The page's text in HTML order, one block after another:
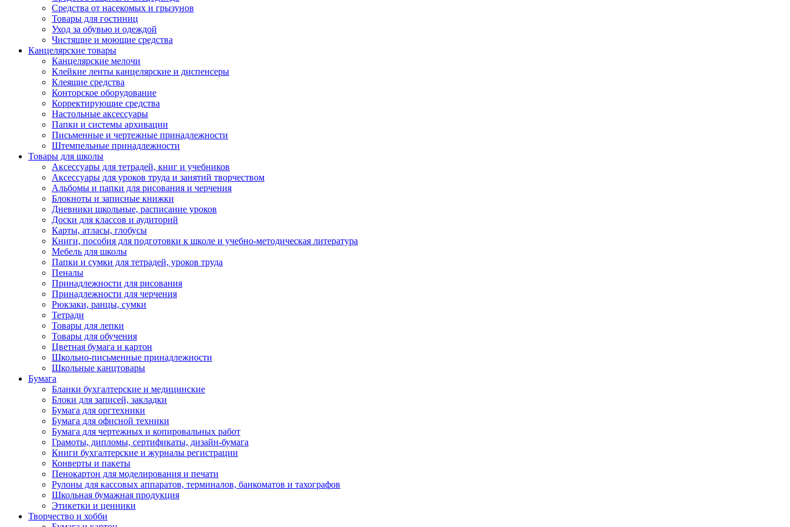
Средства от насекомых и грызунов
Товары для гостиниц
Уход за обувью и одеждой
Чистящие и моющие средства
Канцелярские товары
Канцелярские мелочи
Клейкие ленты канцелярские и диспенсеры
Клеящие средства
Конторское оборудование
Корректирующие средства
Настольные аксессуары
Папки и системы архивации
Письменные и чертежные принадлежности
Штемпельные принадлежности
Товары для школы
Аксессуары для тетрадей, книг и учебников
Аксессуары для уроков труда и занятий творчеством
Альбомы и папки для рисования и черчения
Блокноты и записные книжки
Дневники школьные, расписание уроков
Доски для классов и аудиторий
Карты, атласы, глобусы
Книги, пособия для подготовки к школе и учебно-методическая литература
Мебель для школы
Папки и сумки для тетрадей, уроков труда
Пеналы
Принадлежности для рисования
Принадлежности для черчения
Рюкзаки, ранцы, сумки
Тетради
Товары для лепки
Товары для обучения
Цветная бумага и картон
Школьно-письменные принадлежности
Школьные канцтовары
Бумага
Бланки бухгалтерские и медицинские
Блоки для записей, закладки
Бумага для оргтехники
Бумага для офисной техники
Бумага для чертежных и копировальных работ
Грамоты, дипломы, сертификаты, дизайн-бумага
Книги бухгалтерские и журналы регистрации
Конверты и пакеты
Пенокартон для моделирования и печати
Рулоны для кассовых аппаратов, терминалов, банкоматов и тахографов
Школьная бумажная продукция
Этикетки и ценники
Творчество и хобби